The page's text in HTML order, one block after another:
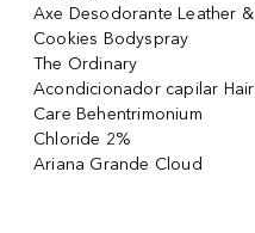
Axe Desodorante Leather &
Cookies Bodyspray
The Ordinary
Acondicionador capilar Hair
Care Behentrimonium
Chloride 2%
Ariana Grande Cloud